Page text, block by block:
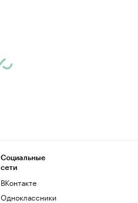
Социальные
сети
ВКонтакте
Одноклассники